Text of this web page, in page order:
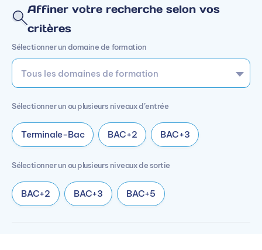
Affiner votre recherche selon vos
critères
Sélectionner un domaine de formation
Sélectionner un ou plusieurs niveaux d’entrée
Terminale-Bac BAC+2 BAC+3
Sélectionner un ou plusieurs niveaux de sortie
BAC+2 BAC+3 BAC+5